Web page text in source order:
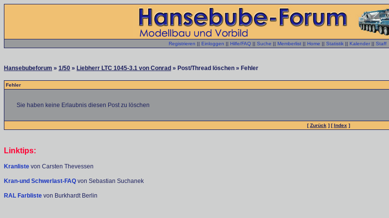
Registrieren || Einloggen || Hilfe/FAQ || Suche || Memberlist || Home || Statistik || Kalender || Staff
Hansebubeforum » 1/50 » Liebherr LTC 1045-3.1 von Conrad » Post/Thread löschen » Fehler
Fehler
Sie haben keine Erlaubnis diesen Post zu löschen
[Zurück ] [Index ]
Linktips:
Kranliste von Carsten Thevessen
Kran-und Schwerlast-FAQ von Sebastian Suchanek
RAL Farbliste von Burkhardt Berlin